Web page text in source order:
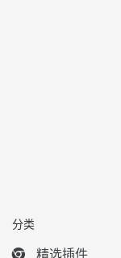
分类
精选插件